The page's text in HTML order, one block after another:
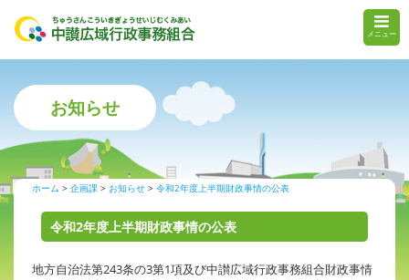
メニュー
お知らせ
ホーム 企画課 お知らせ 令和2年度上半期財政事情の公表
令和2年度上半期財政事情の公表
地方自治法第243条の3第1項及び中讃広域行政事務組合財政事情